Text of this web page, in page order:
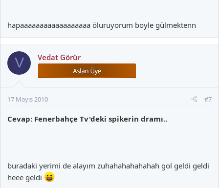
hapaaaaaaaaaaaaaaaaaa öluruyorum boyle gülmektenn
V Vedat Görür
17 Mayıs 2010 #7
Cevap: Fenerbahçe Tv'deki spikerin dramı..
buradaki yerimi de alayım zuhahahahahahah gol geldi geldi
heee geldi